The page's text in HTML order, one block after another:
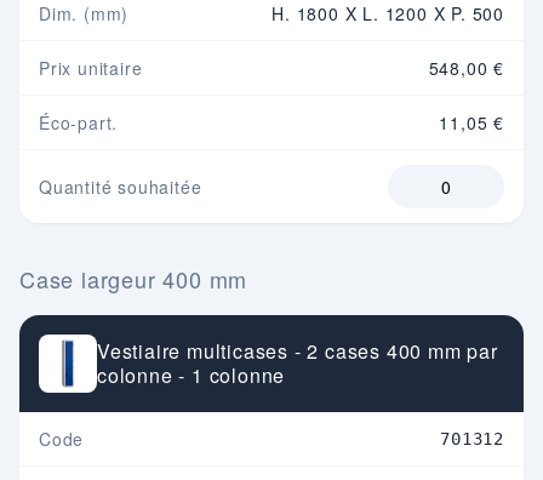
Dim. (mm) H. 1800 X L. 1200 X P. 500
Prix unitaire 548,00 €
Éco-part. 11,05 €
Quantité souhaitée
Case largeur 400 mm
Vestiaire multicases - 2 cases 400 mm par
colonne - 1 colonne
Code 701312